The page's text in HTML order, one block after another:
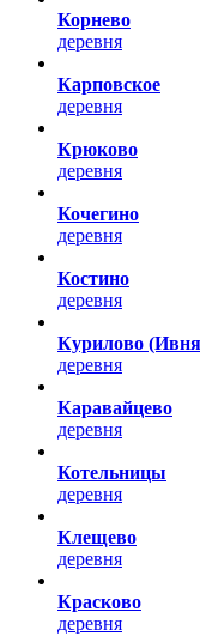
Корнево
деревня
Карповское
деревня
Крюково
деревня
Кочегино
деревня
Костино
деревня
Курилово
деревня
Каравайцево
деревня
Котельницы
деревня
Клещево
деревня
Красково
деревня